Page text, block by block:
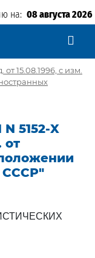
на: 08 августа 2026
15.08.1996, с изм.
5152-X
от
СССР"